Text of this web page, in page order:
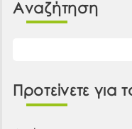
Αναζήτηση
Προτείνετε για